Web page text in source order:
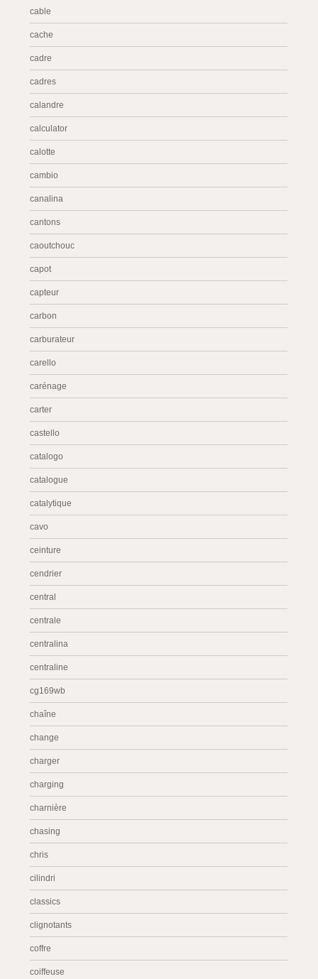
cable
cache
cadre
cadres
calandre
calculator
calotte
cambio
canalina
cantons
caoutchouc
capot
capteur
carbon
carburateur
carello
carénage
carter
castello
catalogo
catalogue
catalytique
cavo
ceinture
cendrier
central
centrale
centralina
centraline
cg169wb
chaîne
change
charger
charging
charnière
chasing
chris
cilindri
classics
clignotants
coffre
coiffeuse